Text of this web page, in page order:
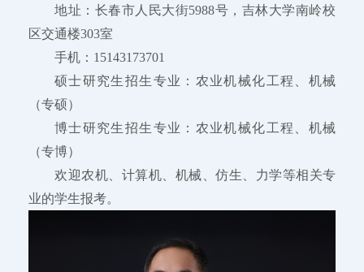
地址：长春市人民大街5988号，吉林大学南岭校
区交通楼303室
手机：15143173701
硕士研究生招生专业：农业机械化工程、机械
（专硕）
博士研究生招生专业：农业机械化工程、机械
（专博）
欢迎农机、计算机、机械、仿生、力学等相关专
业的学生报考。